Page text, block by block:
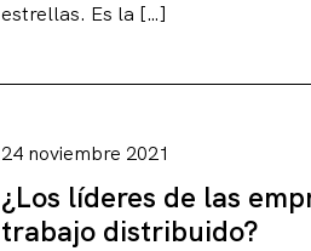
estrellas. Es la […]
24 noviembre 2021
¿Los líderes de las
trabajo distribuido?